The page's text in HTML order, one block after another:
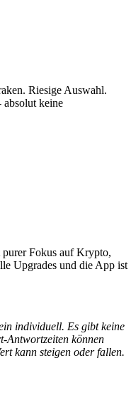
Riesige Auswahl.
absolut keine
purer Fokus auf Krypto,
Upgrades und die App ist
individuell. Es gibt keine
Antwortzeiten können
kann steigen oder fallen.